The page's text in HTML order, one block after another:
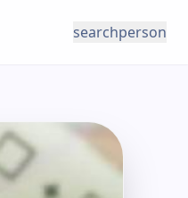
searchperson